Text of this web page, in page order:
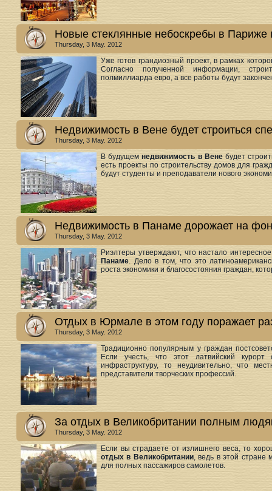
Новые стеклянные небоскребы в Париже
Thursday, 3 May. 2012
Уже готов грандиозный проект, в рамках
Согласно полученной информации,
полмиллиарда евро, а все работы будут
Недвижимость в Вене будет строиться
Thursday, 3 May. 2012
В будущемнедвижимость в Венебудет
есть проекты по строительству домов для
будут студенты и преподаватели нового
Недвижимость в Панаме дорожает на
Thursday, 3 May. 2012
Риэлтеры утверждают, что настало
Панаме. Дело в том, что это
роста экономики и благосостояния граждан,
Отдых в Юрмале в этом году поражает
Thursday, 3 May. 2012
Традиционно популярным у граждан
Если учесть, что этот латвийский
инфраструктуру, то неудивительно, что
представители творческих профессий.
За отдых в Великобритании полным
Thursday, 3 May. 2012
Если вы страдаете от излишнего веса, то
отдых в Великобритании, ведь в этой стране
для полных пассажиров самолетов.